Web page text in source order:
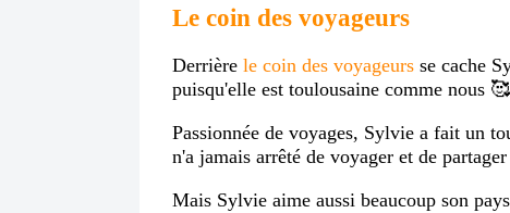
Le coin des voyageurs
Derrière le coin des voyageurs se cache
puisqu'elle est toulousaine comme nous 🥰
Passionnée de voyages, Sylvie a fait un
n'a jamais arrêté de voyager et de
Mais Sylvie aime aussi beaucoup son